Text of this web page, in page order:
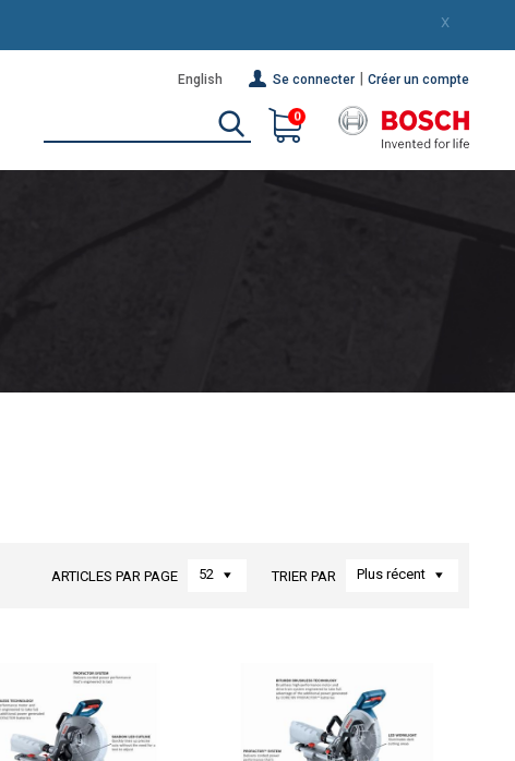
X
English Se connecter | Créer un compte
0
ARTICLES PAR PAGE 52 TRIER PAR Plus récent